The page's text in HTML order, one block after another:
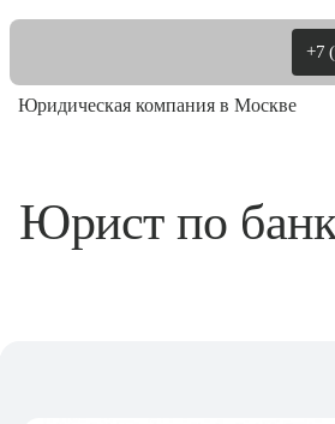
+7
Физ.лица
Юридическая компания в Москве
Юрист по